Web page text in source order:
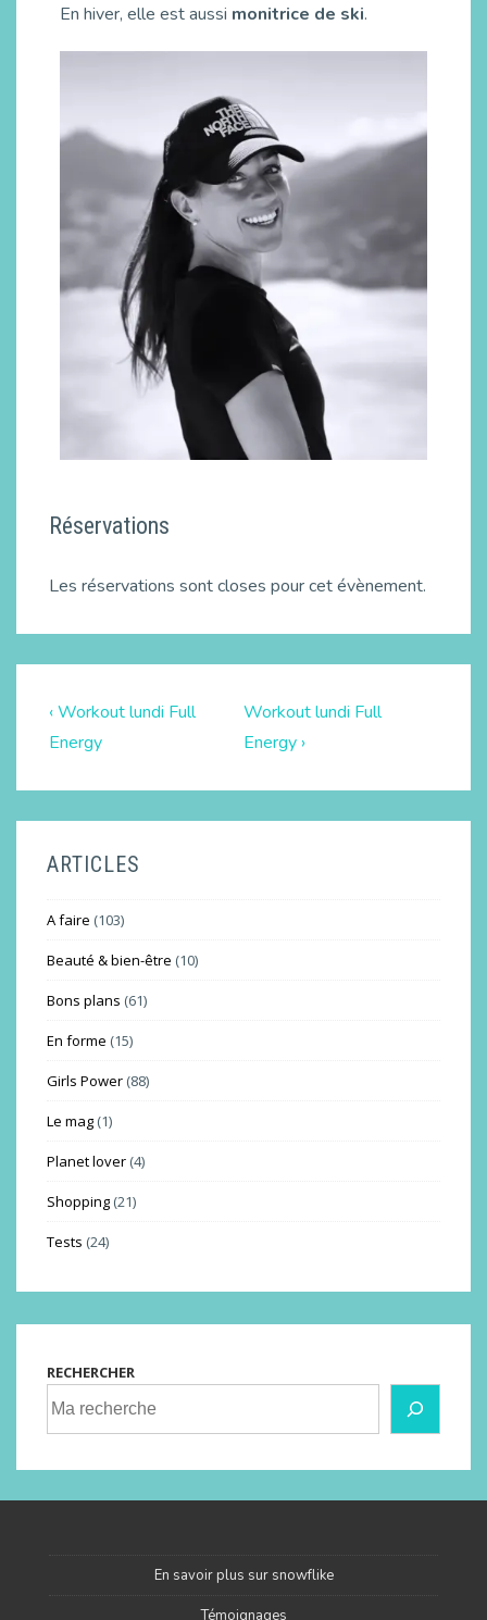
En hiver, elle est aussi monitrice de ski.
Réservations
Les réservations sont closes pour cet évènement.
‹ Workout lundi Full
Energy
Workout lundi Full
Energy ›
ARTICLES
A faire (103)
Beauté & bien-être (10)
Bons plans (61)
En forme (15)
Girls Power (88)
Le mag (1)
Planet lover (4)
Shopping (21)
Tests (24)
RECHERCHER
En savoir plus sur snowflike
Témoignages